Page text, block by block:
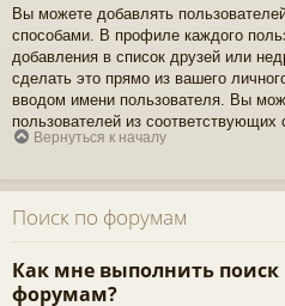
Вы можете добавлять
способами. В профиле каждого
добавления в список друзей или
сделать это прямо из вашего
вводом имени пользователя. Вы
пользователей из соответствующих
Вернуться к началу
Поиск по форумам
Как мне выполнить
форумам?